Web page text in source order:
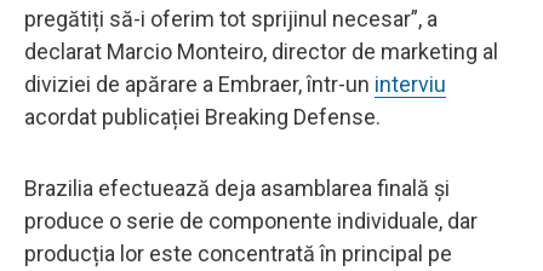
pregătiți să-i oferim tot sprijinul necesar”, a
declarat Marcio Monteiro, director de marketing al
diviziei de apărare a Embraer, într-un interviu
acordat publicației Breaking Defense.
Brazilia efectuează deja asamblarea finală și
produce o serie de componente individuale, dar
producția lor este concentrată în principal pe